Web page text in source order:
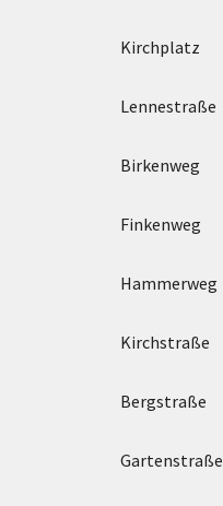
Kirchplatz
Lennestraße
Birkenweg
Finkenweg
Hammerweg
Kirchstraße
Bergstraße
Gartenstraße